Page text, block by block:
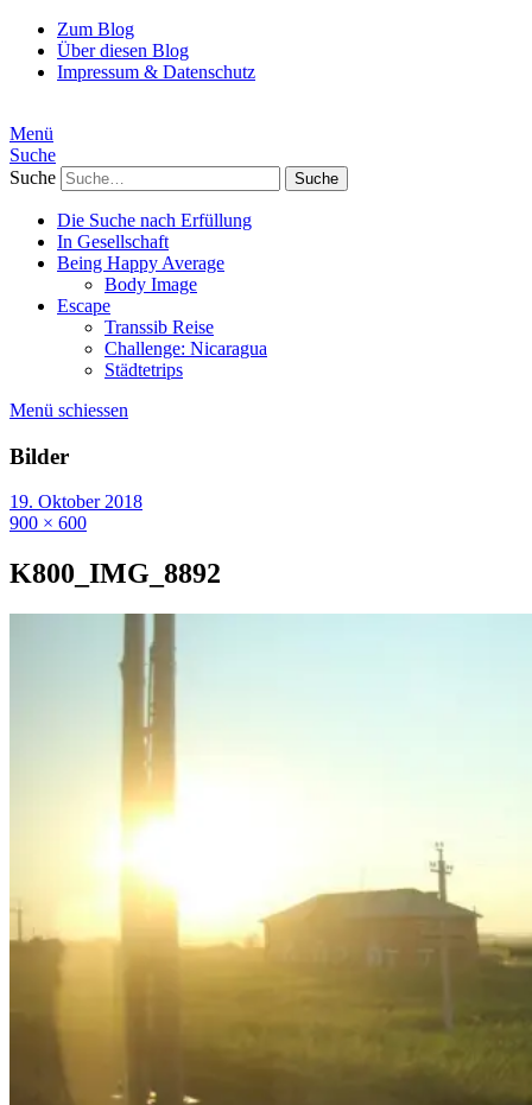
Zum Blog
Über diesen Blog
Impressum & Datenschutz
Menü
Suche
Suche
Die Suche nach Erfüllung
In Gesellschaft
Being Happy Average
Body Image
Escape
Transsib Reise
Challenge: Nicaragua
Städtetrips
Menü schiessen
Bilder
19. Oktober 2018
900 × 600
K800_IMG_8892